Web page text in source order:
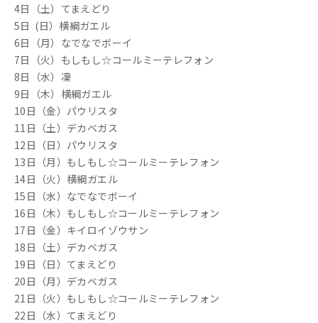
4日（土）てまえどり
5日 (日）横綱ガエル
6日（月）なでなでボーイ
7日（火）もしもし☆コールミーテレフォン
8日（水）凜
9日（木）横綱ガエル
10日（金）パウリスタ
11日（土）デカベガス
12日（日）パウリスタ
13日（月）もしもし☆コールミーテレフォン
14日（火）横綱ガエル
15日（水）なでなでボーイ
16日（木）もしもし☆コールミーテレフォン
17日（金）キイロイゾウサン
18日（土）デカベガス
19日（日）てまえどり
20日（月）デカベガス
21日（火）もしもし☆コールミーテレフォン
22日（水）てまえどり